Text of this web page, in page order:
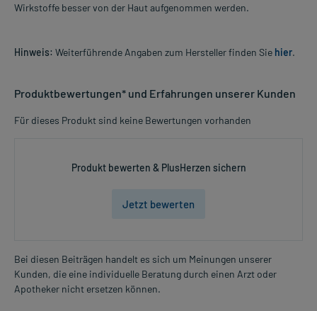
Wirkstoffe besser von der Haut aufgenommen werden.
Hinweis: Weiterführende Angaben zum Hersteller finden Sie hier.
Produktbewertungen* und Erfahrungen unserer Kunden
Für dieses Produkt sind keine Bewertungen vorhanden
Produkt bewerten & PlusHerzen sichern
Jetzt bewerten
Bei diesen Beiträgen handelt es sich um Meinungen unserer
Kunden, die eine individuelle Beratung durch einen Arzt oder
Apotheker nicht ersetzen können.